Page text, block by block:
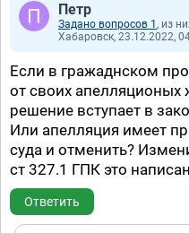
Петр
Задано вопросов 1 , из
Хабаровск, 23.12.2022,
Если в гражаднском
от своих апелляционых
решение вступает в
Или апелляция имеет
суда и отменить?
ст 327.1 ГПК это
Ответить